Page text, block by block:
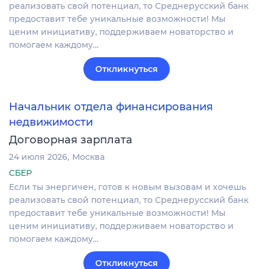
реализовать свой потенциал, то Среднерусский банк
предоставит тебе уникальные возможности! Мы
ценим инициативу, поддерживаем новаторство и
помогаем каждому…
Откликнуться
Начальник отдела финансирования
недвижимости
Договорная зарплата
24 июля 2026 Москва
СБЕР
Если ты энергичен, готов к новым вызовам и хочешь
реализовать свой потенциал, то Среднерусский банк
предоставит тебе уникальные возможности! Мы
ценим инициативу, поддерживаем новаторство и
помогаем каждому…
Откликнуться